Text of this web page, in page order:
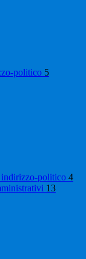
politico 5
politico 4
13